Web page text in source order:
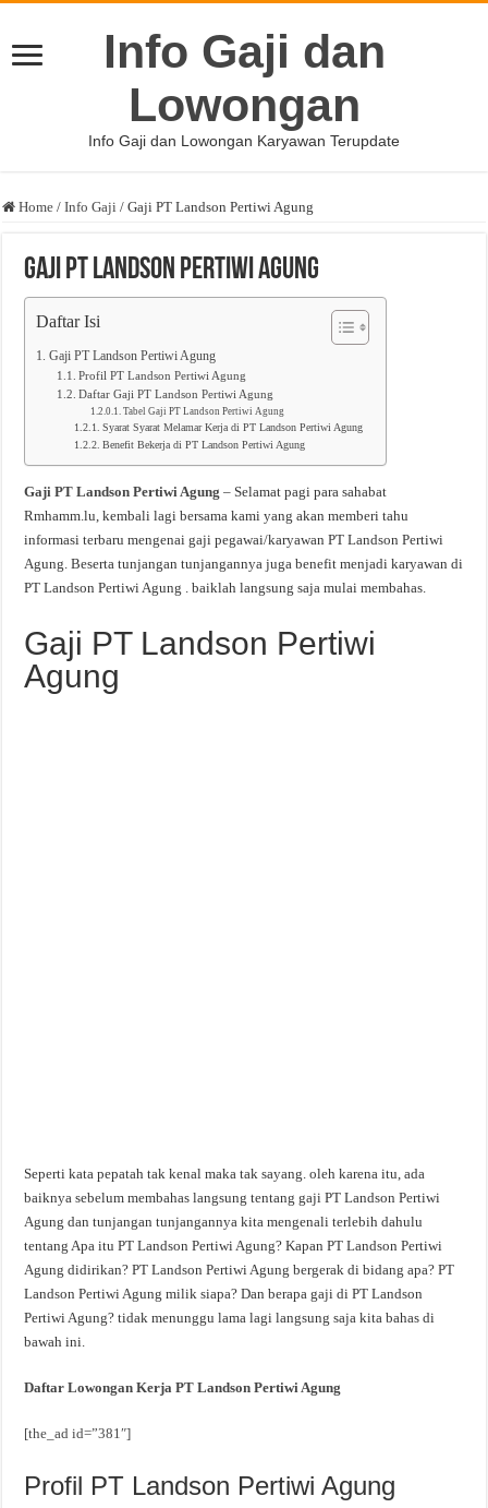
Info Gaji dan
Lowongan
Info Gaji dan Lowongan Karyawan Terupdate
Home / Info Gaji / Gaji PT Landson Pertiwi Agung
Gaji PT Landson Pertiwi Agung
Daftar Isi
Gaji PT Landson Pertiwi Agung
Profil PT Landson Pertiwi Agung
Daftar Gaji PT Landson Pertiwi Agung
Tabel Gaji PT Landson Pertiwi Agung
Syarat Syarat Melamar Kerja di PT Landson Pertiwi Agung
Benefit Bekerja di PT Landson Pertiwi Agung
Gaji PT Landson Pertiwi Agung – Selamat pagi para sahabat
Rmhamm.lu, kembali lagi bersama kami yang akan memberi tahu
informasi terbaru mengenai gaji pegawai/karyawan PT Landson Pertiwi
Agung. Beserta tunjangan tunjangannya juga benefit menjadi karyawan di
PT Landson Pertiwi Agung . baiklah langsung saja mulai membahas.
Gaji PT Landson Pertiwi
Agung
Seperti kata pepatah tak kenal maka tak sayang. oleh karena itu, ada
baiknya sebelum membahas langsung tentang gaji PT Landson Pertiwi
Agung dan tunjangan tunjangannya kita mengenali terlebih dahulu
tentang Apa itu PT Landson Pertiwi Agung? Kapan PT Landson Pertiwi
Agung didirikan? PT Landson Pertiwi Agung bergerak di bidang apa? PT
Landson Pertiwi Agung milik siapa? Dan berapa gaji di PT Landson
Pertiwi Agung? tidak menunggu lama lagi langsung saja kita bahas di
bawah ini.
Daftar Lowongan Kerja PT Landson Pertiwi Agung
[the_ad id=”381″]
Profil PT Landson Pertiwi Agung